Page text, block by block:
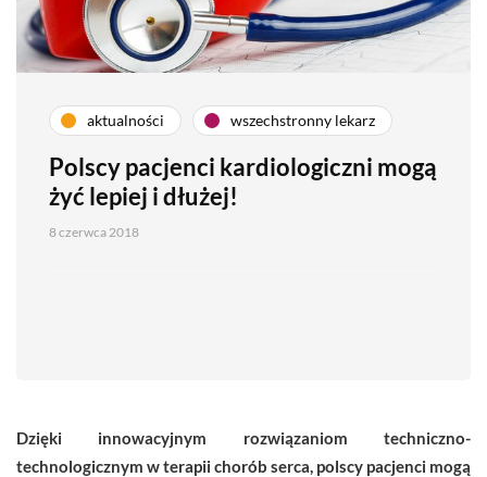
aktualności wszechstronny lekarz
Polscy pacjenci kardiologiczni mogą
żyć lepiej i dłużej!
8 czerwca 2018
Dzięki innowacyjnym rozwiązaniom techniczno-
technologicznym w terapii chorób serca, polscy pacjenci mogą